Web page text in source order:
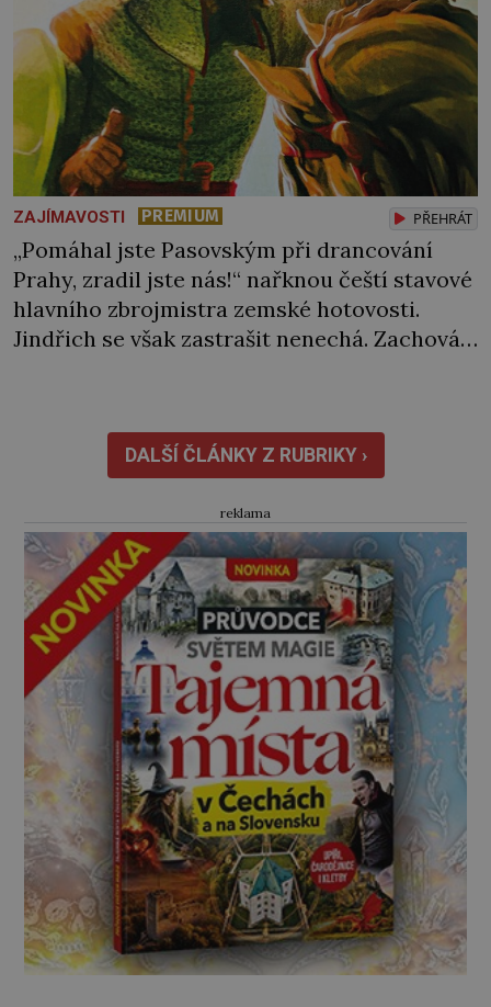
ZAJÍMAVOSTI PREMIUM PŘEHRÁT
„Pomáhal jste Pasovským při drancování
Prahy, zradil jste nás!“ nařknou čeští stavové
hlavního zbrojmistra zemské hotovosti.
Jindřich se však zastrašit nenechá. Zachová
stačily! Škola pro něj není. Jindřich Michal
Hýzrle z Chodů (1575–1665) se v ní nudí. 10letý
chlapec chce procestovat […]
DALŠÍ ČLÁNKY Z RUBRIKY ›
reklama